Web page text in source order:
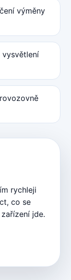
výměny
vysvětlení
rychleji
co se
jde.